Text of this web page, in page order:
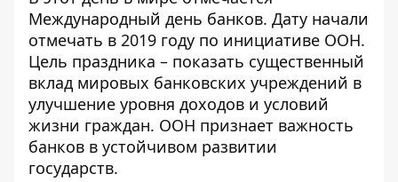
Международный день банков. Дату начали
отмечать в 2019 году по инициативе ООН.
Цель праздника – показать существенный
вклад мировых банковских учреждений в
улучшение уровня доходов и условий
жизни граждан. ООН признает важность
банков в устойчивом развитии
государств.